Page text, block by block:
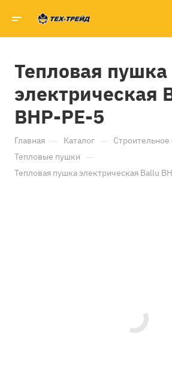
Тепловая пушка
электрическая
BHP-PE-5
Главная — Каталог —
Тепловые пушки —
Тепловая пушка электрическая Ballu